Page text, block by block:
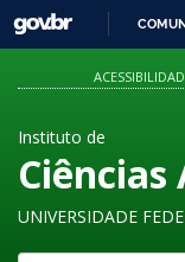
GOVBR
Instituto de
UNIVERSIDADE